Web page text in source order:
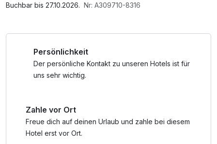
Weitere Wege und Touren führen durch die besondere
***WICHTIGE INFORMATION ZUR BUCHUNG dieses
Angebots:
vor Abschluss der Buchung den Namen und das Alter der
Kinder.
Es werden vor Ort im Hotel bei Bezahlung die Kinderpreise
1 x Welcome Drink, 1 Flasche Mineralwasser,
Wellnessbereich nach check out, Badetasche mit
Bademantel und -tücher
Buchbar bis 27.10.2026. Nr: A309710-8316
Persönlichkeit
Der persönliche Kontakt zu unseren Hotels ist für
uns sehr wichtig.
Zahle vor Ort
Freue dich auf deinen Urlaub und zahle bei diesem
Hotel erst vor Ort.